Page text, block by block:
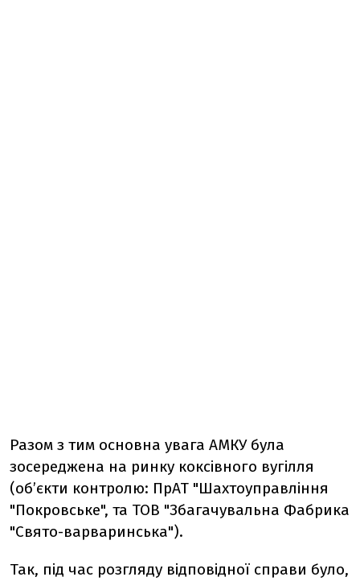
Разом з тим основна увага АМКУ була
зосереджена на ринку коксівного вугілля
(об’єкти контролю: ПрАТ "Шахтоуправління
"Покровське", та ТОВ "Збагачувальна Фабрика
"Свято-варваринська").
Так, під час розгляду відповідної справи було,